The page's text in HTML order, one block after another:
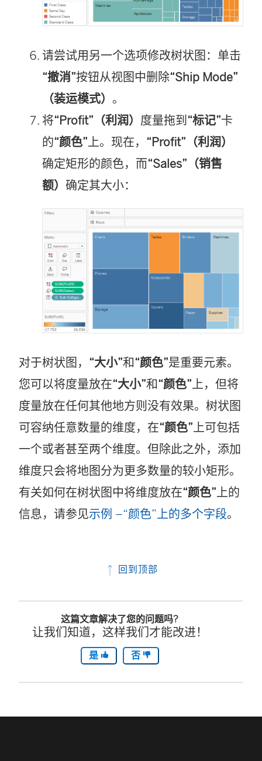
请尝试用另一个选项修改树状图：单击
“撤消”按钮从视图中删除“Ship Mode”
（装运模式） 。
将“Profit”（利润） 度量拖到“标记”卡
的“颜色”上。现在， “Profit”（利润）
确定矩形的颜色，而“Sales”（销售
额） 确定其大小：
对于树状图， “大小”和“颜色”是重要元素。
您可以将度量放在“大小”和“颜色”上，但将
度量放在任何其他地方则没有效果。树状图
可容纳任意数量的维度，在“颜色”上可包括
一个或者甚至两个维度。但除此之外，添加
维度只会将地图分为更多数量的较小矩形。
有关如何在树状图中将维度放在“颜色”上的
信息，请参见示例 –“颜色”上的多个字段。
回到顶部
这篇文章解决了您的问题吗?
让我们知道，这样我们才能改进！
是 否